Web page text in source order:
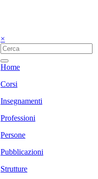
×
Home
Corsi
Insegnamenti
Professioni
Persone
Pubblicazioni
Strutture